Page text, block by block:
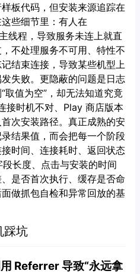
板代码，但安装来源追踪在
些细节里：有人在
线程，导致服务未连上就直
不处理服务不可用、特性不
结束连接，导致某些机型上
失败。更隐蔽的问题是日志
取值为空”，却无法知道究竟
接时机不对、Play 商店版本
次安装路径。真正成熟的安
结果值，而会把每一个阶段
时间、连接耗时、返回状态
长度、点击与安装的时间
是否首次执行、缓存是否命
做抓包自检和异常回放的基
踩坑
Referrer 导致“永远拿